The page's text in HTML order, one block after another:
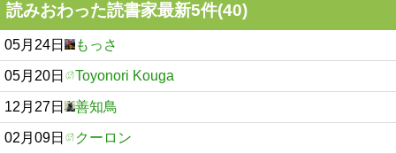
読みおわった読書家最新5件(40)
05月24日 もっさ
05月20日 Toyonori Kouga
12月27日 善知鳥
02月09日 クーロン